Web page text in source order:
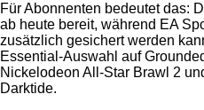
Für Abonnenten bedeutet das:
ab heute bereit, während EA
zusätzlich gesichert werden
Essential-Auswahl auf
Nickelodeon All-Star Brawl 2
Darktide.